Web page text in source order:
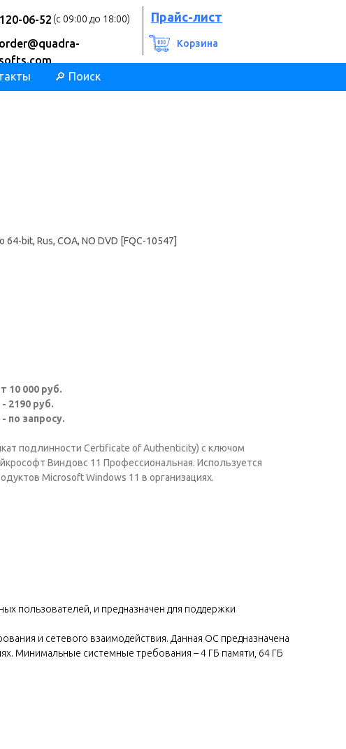
order@quadra-
(c 09:00 до 18:00)
Корзина
Прайс-лист
06-52
🔎 Поиск
bit, Rus, COA, NO DVD [FQC-10547]
10 000 руб.
2190 руб.
по запросу.
подлинности Certificate of Authenticity) с ключом
Виндовс 11 Профессиональная. Используется
Microsoft Windows 11 в организациях.
пользователей, и предназначен для поддержки
и сетевого взаимодействия. Данная ОС предназначена
Минимальные системные требования – 4 ГБ памяти, 64 ГБ